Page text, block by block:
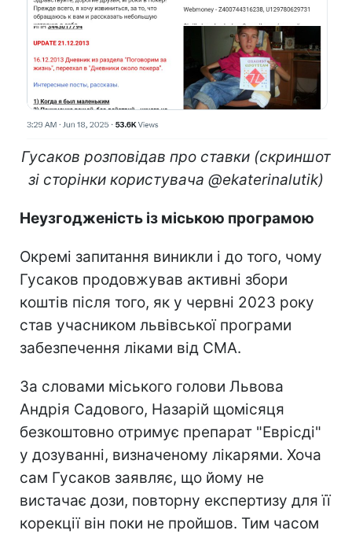
Гусаков розповідав про ставки (скриншот
зі сторінки користувача @ekaterinalutik)
Неузгодженість із міською програмою
Окремі запитання виникли і до того, чому
Гусаков продовжував активні збори
коштів після того, як у червні 2023 року
став учасником львівської програми
забезпечення ліками від СМА.
За словами міського голови Львова
Андрія Садового, Назарій щомісяця
безкоштовно отримує препарат "Еврісді"
у дозуванні, визначеному лікарями. Хоча
сам Гусаков заявляє, що йому не
вистачає дози, повторну експертизу для її
корекції він поки не пройшов. Тим часом